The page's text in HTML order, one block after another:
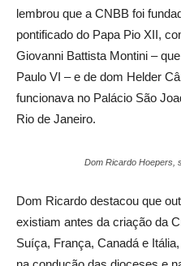
lembrou que a CNBB foi
pontificado do Papa Pio XII,
Giovanni Battista Montini –
Paulo VI – e de dom Helder
funcionava no Palácio São
Rio de Janeiro.
Dom Ricardo Hoepers,
Dom Ricardo destacou que
existiam antes da criação da
Suíça, França, Canadá e